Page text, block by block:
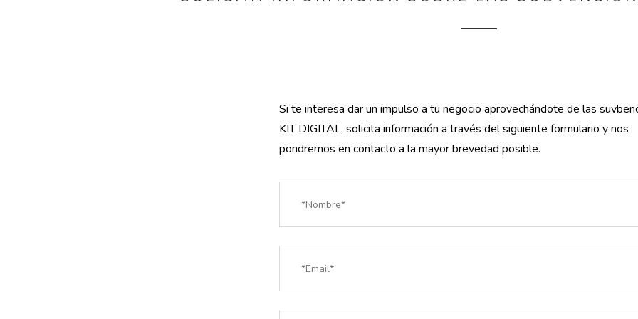
Si te interesa dar un impulso a tu negocio aprovechándote de las
KIT DIGITAL, solicita información a través del siguiente formulario y nos
pondremos en contacto a la mayor brevedad posible.